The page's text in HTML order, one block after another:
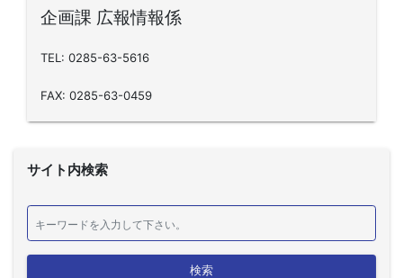
企画課 広報情報係
TEL: 0285-63-5616
FAX: 0285-63-0459
サイト内検索
検索